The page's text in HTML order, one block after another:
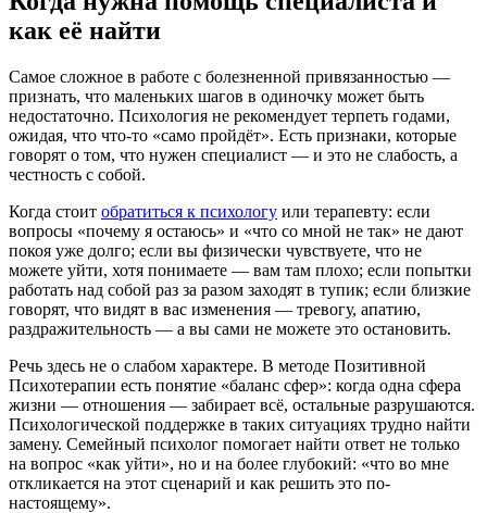
как её найти
Самое сложное в работе с болезненной привязанностью —
признать, что маленьких шагов в одиночку может быть
недостаточно. Психология не рекомендует терпеть годами,
ожидая, что что-то «само пройдёт». Есть признаки, которые
говорят о том, что нужен специалист — и это не слабость, а
честность с собой.
Когда стоит обратиться к психологу или терапевту: если
вопросы «почему я остаюсь» и «что со мной не так» не дают
покоя уже долго; если вы физически чувствуете, что не
можете уйти, хотя понимаете — вам там плохо; если попытки
работать над собой раз за разом заходят в тупик; если близкие
говорят, что видят в вас изменения — тревогу, апатию,
раздражительность — а вы сами не можете это остановить.
Речь здесь не о слабом характере. В методе Позитивной
Психотерапии есть понятие «баланс сфер»: когда одна сфера
жизни — отношения — забирает всё, остальные разрушаются.
Психологической поддержке в таких ситуациях трудно найти
замену. Семейный психолог помогает найти ответ не только
на вопрос «как уйти», но и на более глубокий: «что во мне
откликается на этот сценарий и как решить это по-
настоящему».